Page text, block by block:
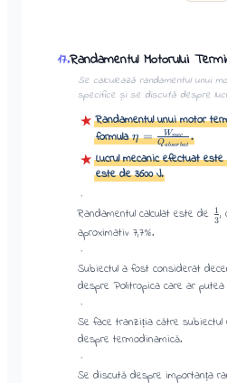
17.Randamentul Motorului
Se calculează randamentul unui
specifice și se discută despre
★ Randamentul unui motor
formulaη = Qabsorbat
Wmec .
★ Lucrul mecanic efectuat
este de 3600 J.
·
Randamentul calculat este de 3
1 ,
aproximativ 7,7%.
·
Subiectul a fost considerat
despre Politropica care ar
·
Se face tranziția către
despre termodinamică.
·
Se discută despre importanța